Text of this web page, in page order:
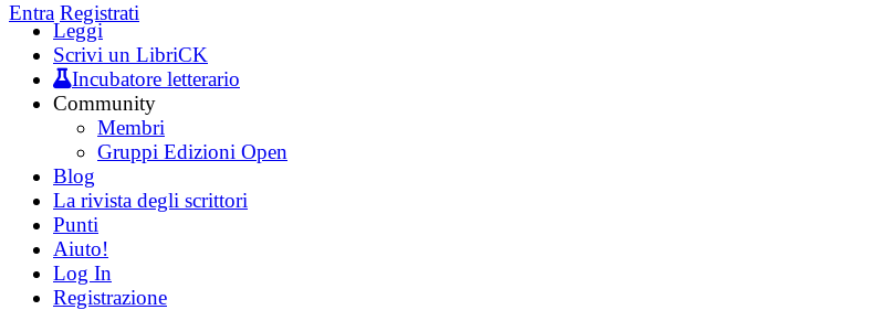
Entra Registrati
Leggi
Scrivi un LibriCK
Incubatore letterario
Community
Membri
Gruppi Edizioni Open
Blog
La rivista degli scrittori
Punti
Aiuto!
Log In
Registrazione